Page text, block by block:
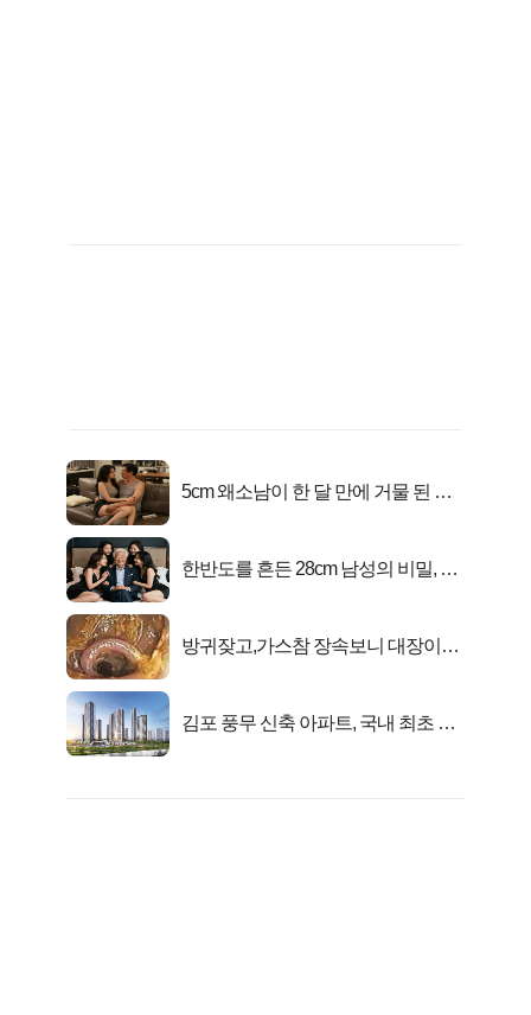
5cm 왜소남이 한 달 만에 거물 된 사
한반도를 흔든 28cm 남성의 비밀, 매
방귀잦고,가스참 장속보니 대장이아
김포 풍무 신축 아파트, 국내 최초 반